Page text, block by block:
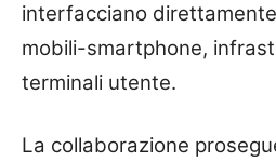
interfacciano
mobili-smartphone,
terminali utente.
La collaborazione